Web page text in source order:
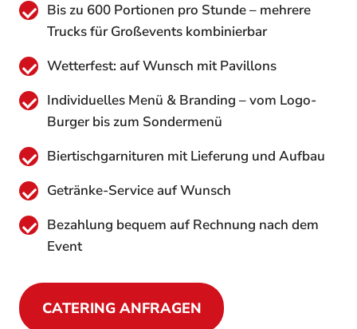
Bis zu 600 Portionen pro Stunde – mehrere
Trucks für Großevents kombinierbar
Wetterfest: auf Wunsch mit Pavillons
Individuelles Menü & Branding – vom Logo-
Burger bis zum Sondermenü
Biertischgarnituren mit Lieferung und Aufbau
Getränke-Service auf Wunsch
Bezahlung bequem auf Rechnung nach dem
Event
CATERING ANFRAGEN